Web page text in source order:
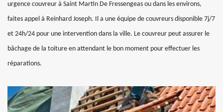
urgence couvreur à Saint Martin De Fressengeas ou dans les environs,
faites appel à Reinhard Joseph. Il a une équipe de couvreurs disponible 7j/7
et 24h/24 pour une intervention dans la ville. Le couvreur peut assurer le
bâchage de la toiture en attendant le bon moment pour effectuer les
réparations.